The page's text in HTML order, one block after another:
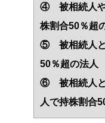
④ 被相続人や
株割合50％超
⑤ 被相続人と
50％超の法人
⑥ 被相続人
人で持株割合